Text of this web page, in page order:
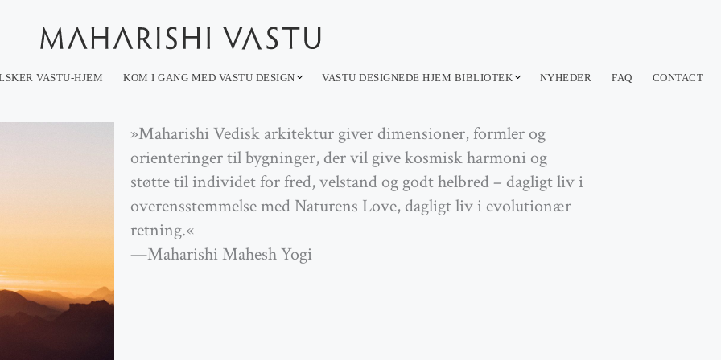
VASTU-HJEM KOM I GANG MED VASTU DESIGN VASTU DESIGNEDE HJEM BIBLIOTEK NYHEDER FAQ CONTACT
»Maharishi Vedisk arkitektur giver dimensioner, formler og
orienteringer til bygninger, der vil give kosmisk harmoni og
støtte til individet for fred, velstand og godt helbred – dagligt liv i
overensstemmelse med Naturens Love, dagligt liv i evolutionær
retning.«
—Maharishi Mahesh Yogi